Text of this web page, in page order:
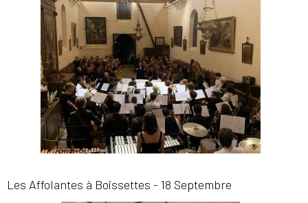
Les Affolantes à Boissettes - 18 Septembre